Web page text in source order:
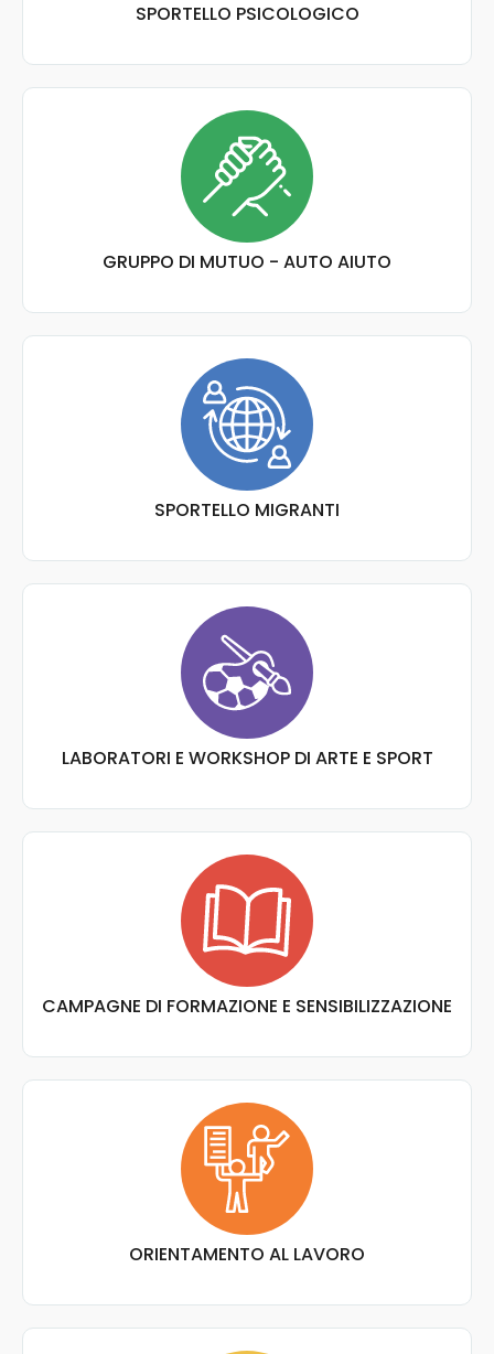
SPORTELLO PSICOLOGICO
GRUPPO DI MUTUO - AUTO AIUTO
SPORTELLO MIGRANTI
LABORATORI E WORKSHOP DI ARTE E SPORT
CAMPAGNE DI FORMAZIONE E SENSIBILIZZAZIONE
ORIENTAMENTO AL LAVORO